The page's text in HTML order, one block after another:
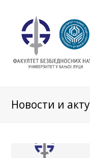
Новости и